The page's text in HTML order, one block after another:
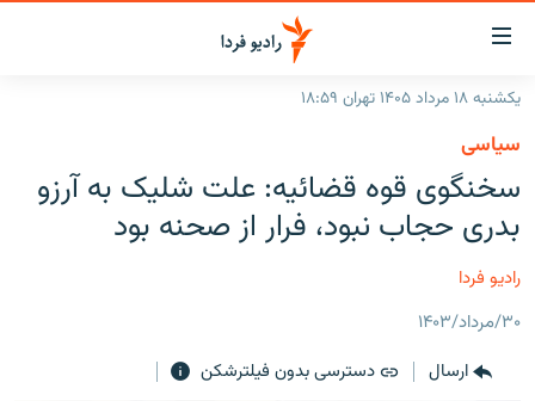
لینک‌های
قابلیت
دسترسی
بازگشت
اصلی
رفتن
به
صفحه
فرکانس‌ها
پادکست
چندرسانه‌ای
گزارش‌های تصویری
زنان فردا
یکشنبه ۱۸ مرداد ۱۴۰۵ تهران ۱۸:۵۹
سیاسی
سخنگوی قوه قضائیه: علت شلیک به آرزو
بدری حجاب نبود، فرار از صحنه بود
رادیو فردا
۳۰/مرداد/۱۴۰۳
ارسال
دسترسی بدون فیلترشکن